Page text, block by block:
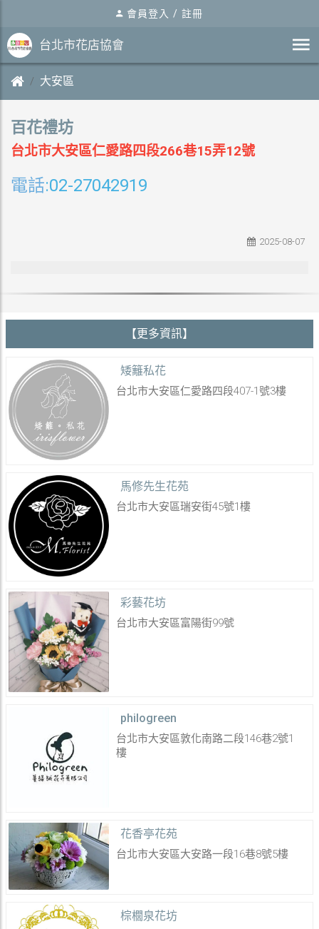
會員登入 / 註冊
台北市花店協會
大安區
百花禮坊
台北市大安區仁愛路四段266巷15弄12號
電話:02-27042919
2025-08-07
【更多資訊】
矮籬私花
台北市大安區仁愛路四段407-1號3樓
馬修先生花苑
台北市大安區瑞安街45號1樓
彩藝花坊
台北市大安區富陽街99號
philogreen
台北市大安區敦化南路二段146巷2號1
樓
花香亭花苑
台北市大安區大安路一段16巷8號5樓
棕櫚泉花坊